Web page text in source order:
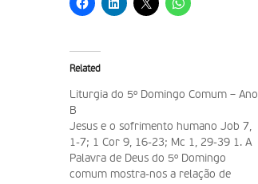
Related
Liturgia do 5º Domingo Comum – Ano
B
Jesus e o sofrimento humano Job 7,
1-7; 1 Cor 9, 16-23; Mc 1, 29-39 1. A
Palavra de Deus do 5º Domingo
comum mostra-nos a relação de